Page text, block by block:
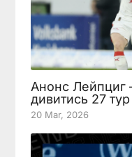
Анонс Лейпциг
дивитись 27
20 Mar, 2026